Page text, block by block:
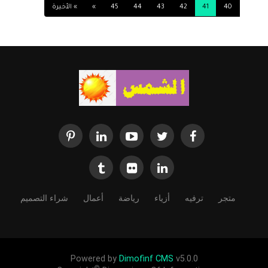
علي العام : ومــــا خـفـي كــان أعـظـم واخر الصبر جهر أن شاء40
41
42
43
44
45
» » الأخيرة
متجر ترفيه أزياء رياضة أعمال شراء التصميم
Powered by Dimofinf CMS v5.0.0